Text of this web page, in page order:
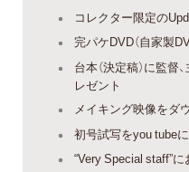
コレクター限定の
完パケDVD（自家製
台本（決定稿）に監
レゼント
メイキング映像をダ
初号試写をyou tube
“Very Special staff”